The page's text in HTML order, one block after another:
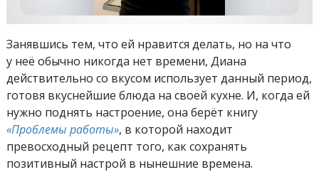
Занявшись тем, что ей нравится делать, но на что
у неё обычно никогда нет времени, Диана
действительно со вкусом использует данный период,
готовя вкуснейшие блюда на своей кухне. И, когда ей
нужно поднять настроение, она берёт книгу
«Проблемы работы», в которой находит
превосходный рецепт того, как сохранять
позитивный настрой в нынешние времена.